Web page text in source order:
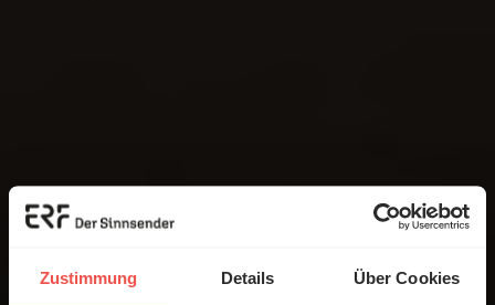
Zustimmung Details Über Cookies